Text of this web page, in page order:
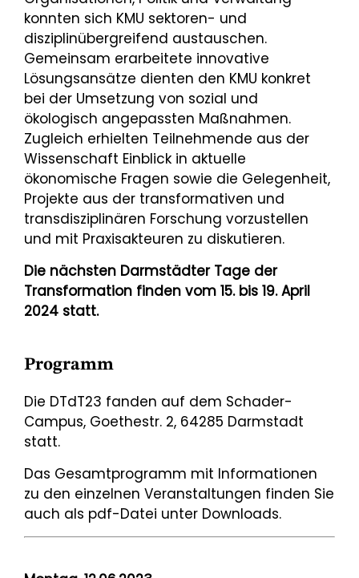
konnten sich KMU sektoren- und
disziplinübergreifend austauschen.
Gemeinsam erarbeitete innovative
Lösungsansätze dienten den KMU konkret
bei der Umsetzung von sozial und
ökologisch angepassten Maßnahmen.
Zugleich erhielten Teilnehmende aus der
Wissenschaft Einblick in aktuelle
ökonomische Fragen sowie die Gelegenheit,
Projekte aus der transformativen und
transdisziplinären Forschung vorzustellen
und mit Praxisakteuren zu diskutieren.
Die nächsten Darmstädter Tage der
Transformation finden vom 15. bis 19. April
2024 statt.
Programm
Die DTdT23 fanden auf dem Schader-
Campus, Goethestr. 2, 64285 Darmstadt
statt.
Das Gesamtprogramm mit Informationen
zu den einzelnen Veranstaltungen finden Sie
auch als pdf-Datei unter Downloads.